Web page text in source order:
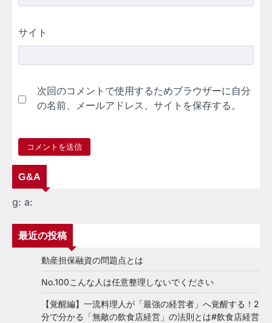
サイト
次回のコメントで使用するためブラウザーに自分
の名前、メールアドレス、サイトを保存する。
G&A
g: a:
最近の投稿
動産担保融資の問題点とは
No.100こんな人は任意整理しないでください
【覚醒編】一流料理人が「最強の経営者」へ覚醒する！2
分で分かる「無敵の飲食店経営」の法則とは#飲食店経営